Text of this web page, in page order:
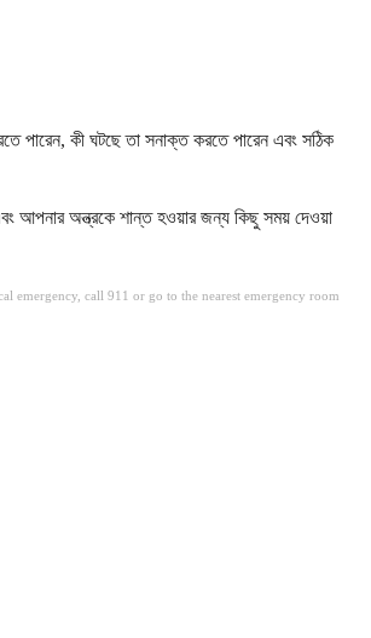
পারেন, কী ঘটছে তা সনাক্ত করতে পারেন এবং সঠিক
আপনার অন্ত্রকে শান্ত হওয়ার জন্য কিছু সময় দেওয়া
emergency, call 911 or go to the nearest emergency room